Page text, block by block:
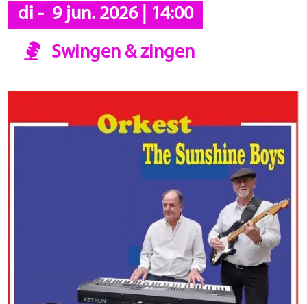
di - 9 jun. 2026| 14:00
Swingen & zingen